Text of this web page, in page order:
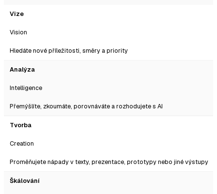
Vize
Vision
Hledáte nové příležitosti, směry a priority
Analýza
Intelligence
Přemýšlíte, zkoumáte, porovnáváte a rozhodujete s AI
Tvorba
Creation
Proměňujete nápady v texty, prezentace, prototypy nebo jiné výstupy
Škálování